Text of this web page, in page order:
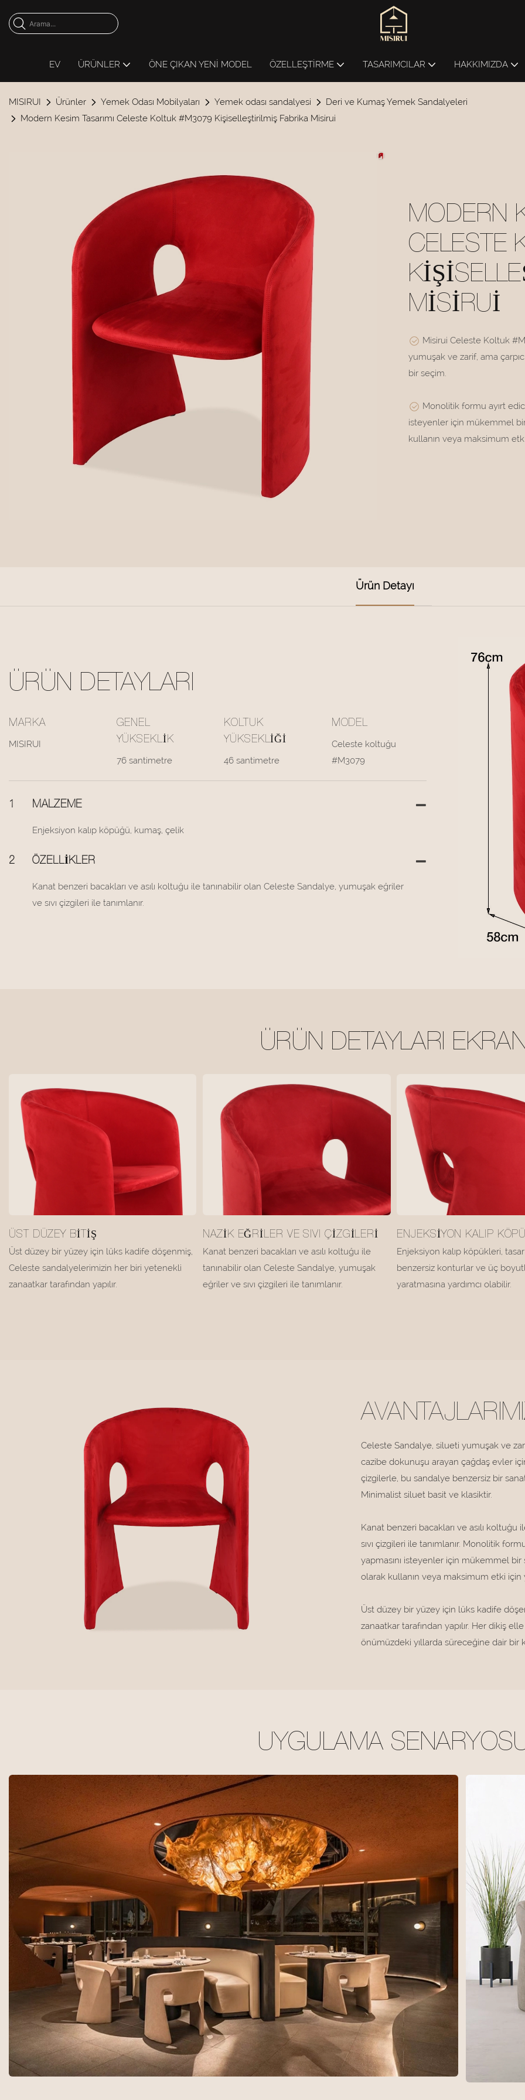
EV ÜRÜNLER ÖNE ÇIKAN YENI MODEL ÖZELLEŞTIRME TASARIMCILAR HAKKIMIZDA
MISIRUI Ürünler Yemek Odası Mobilyaları Yemek odası sandalyesi
Deri ve Kumaş Yemek Sandalyeleri
Modern Kesim Tasarımı Celeste Koltuk #M3079 Kişiselleştirilmiş Fabrika Misirui
MODERN
CELESTE
MISIRUI
Misirui Celeste Koltuk
yumuşak ve zarif, ama
bir seçim.
Monolitik formu ayırt edici
isteyenler için mükemmel
kullanın veya maksimum
Ürün Detayı
ÜRÜN DETAYLARI
MARKA
MISIRUI
GENEL
YÜKSEKLIK
76 santimetre
KOLTUK
YÜKSEKLIĞI
46 santimetre
MODEL
Celeste koltuğu
#M3079
1 MALZEME
Enjeksiyon kalıp köpüğü, kumaş, çelik
2 ÖZELLIKLER
Kanat benzeri bacakları ve asılı koltuğu ile tanınabilir olan Celeste Sandalye, yumuşak eğriler
ve sıvı çizgileri ile tanımlanır.
ÜRÜN DETAYLARI
ÜST DÜZEY BITIŞ
Üst düzey bir yüzey için lüks kadife döşenmiş,
Celeste sandalyelerimizin her biri yetenekli
zanaatkar tarafından yapılır.
NAZIK EĞRILER VE SIVI ÇIZGILERI
Kanat benzeri bacakları ve asılı koltuğu ile
tanınabilir olan Celeste Sandalye, yumuşak
eğriler ve sıvı çizgileri ile tanımlanır.
ENJEKSIYON KALIP
Enjeksiyon kalıp köpükleri,
benzersiz konturlar ve üç
yaratmasına yardımcı olabilir.
Celeste Sandalye, silueti yumuşak ve
cazibe dokunuşu arayan çağdaş evler
çizgilerle, bu sandalye benzersiz bir
Minimalist siluet basit ve klasiktir.
Kanat benzeri bacakları ve asılı
sıvı çizgileri ile tanımlanır. Monolitik
yapmasını isteyenler için mükemmel
olarak kullanın veya maksimum etki için
Üst düzey bir yüzey için lüks kadife
zanaatkar tarafından yapılır. Her dikiş
önümüzdeki yıllarda süreceğine dair bir
UYGULAMA